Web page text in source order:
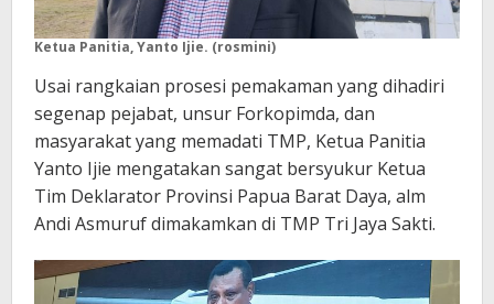
Ketua Panitia, Yanto Ijie. (rosmini)
Usai rangkaian prosesi pemakaman yang dihadiri
segenap pejabat, unsur Forkopimda, dan
masyarakat yang memadati TMP, Ketua Panitia
Yanto Ijie mengatakan sangat bersyukur Ketua
Tim Deklarator Provinsi Papua Barat Daya, alm
Andi Asmuruf dimakamkan di TMP Tri Jaya Sakti.